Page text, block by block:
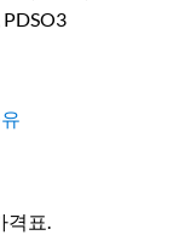
PDSO3
격표.